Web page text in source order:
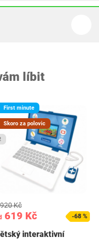
líbit
First minute
Skoro za polovic
619 Kč
Kč
-68 %
interaktivní